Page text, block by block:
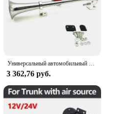
Универсальный автомобильный клаксон с одной трубой, 17 дюймов, 12 В, компрессор, 150 дБ, очень громкий воздушный шланг, автомобильный клаксон, динамик для грузовика, лодки, мотоцикла
3 362,76 руб.